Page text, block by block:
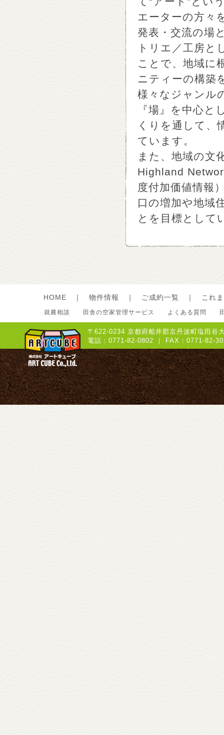
エーターの方々
発表・交流の場
トリエ／工房と
ことで、地域に
ニティーの構築
様々なジャンル
『場』を中心
くりを通して、
ています。
また、地域の文
Highland
度付加価値情報
口の増加や地域
とを目標として
HOME ｜ 物件情報 ｜ ご成約一覧 ｜ これ
就農相談 田舎の空家管理サービス よくある質問
〒622-0234 京都府船井郡京丹波町塩田谷
電話：0771-82-0802 ｜ FAX：0771-82-